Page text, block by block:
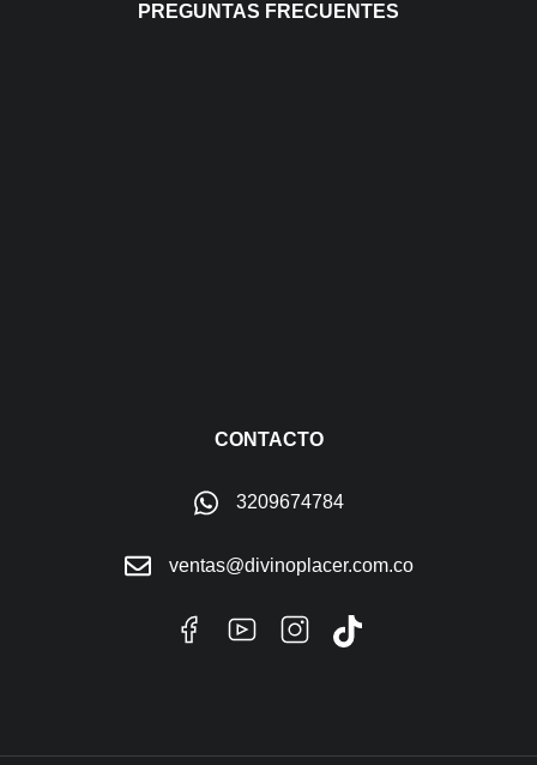
PREGUNTAS FRECUENTES
CONTACTO
3209674784
ventas@divinoplacer.com.co